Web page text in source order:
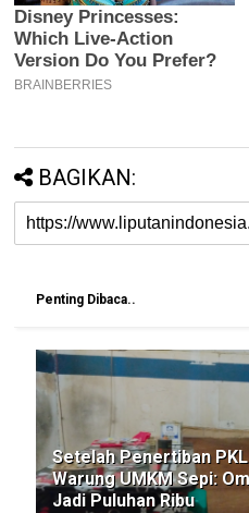
BAGIKAN:
Penting Dibaca..
Setelah Penertiban
Warung UMKM Sepi:
Jadi Puluhan Ribu